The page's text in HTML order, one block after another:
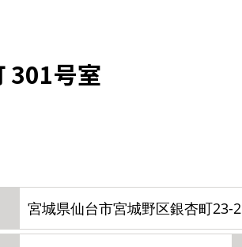
301号室
宮城県仙台市宮城野区銀杏町23-2